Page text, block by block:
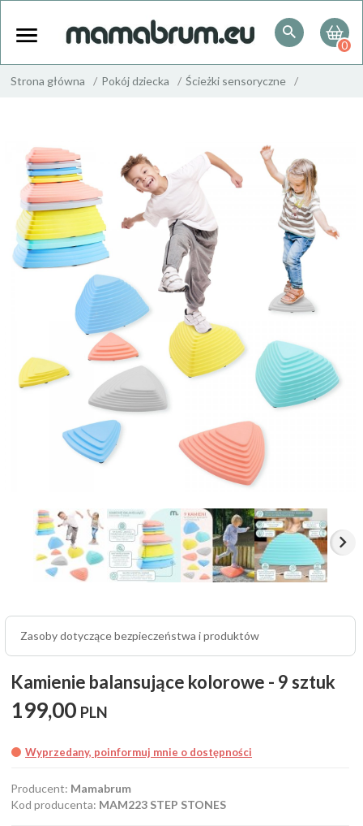
0
Strona główna Pokój dziecka Ścieżki sensoryczne
Zasoby dotyczące bezpieczeństwa i produktów
Kamienie balansujące kolorowe - 9 sztuk
199,00 PLN
Wyprzedany, poinformuj mnie o dostępności
Kod producenta: MAM223 STEP STONES
Producent: Mamabrum